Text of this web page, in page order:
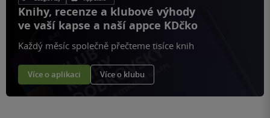
Knihy, recenze a klubové výhody
ve vaší kapse a naší appce KDčko
Každý měsíc společně přečteme tisíce knih
Více o aplikaci Více o klubu